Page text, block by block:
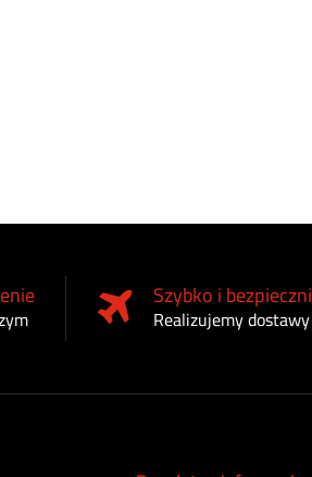
Szybko i
Realizujemy